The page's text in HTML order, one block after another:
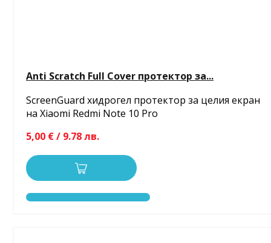
Anti Scratch Full Cover протектор за...
ScreenGuard хидрогел протектор за целия екран
на Xiaomi Redmi Note 10 Pro
5,00 € / 9.78 лв.